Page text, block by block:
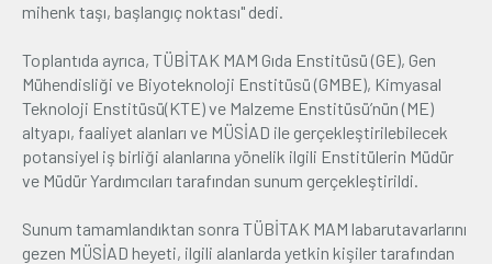
mihenk taşı, başlangıç noktası" dedi.
Toplantıda ayrıca, TÜBİTAK MAM Gıda Enstitüsü (GE), Gen
Mühendisliği ve Biyoteknoloji Enstitüsü (GMBE), Kimyasal
Teknoloji Enstitüsü(KTE) ve Malzeme Enstitüsü’nün (ME)
altyapı, faaliyet alanları ve MÜSİAD ile gerçekleştirilebilecek
potansiyel iş birliği alanlarına yönelik ilgili Enstitülerin Müdür
ve Müdür Yardımcıları tarafından sunum gerçekleştirildi.
Sunum tamamlandıktan sonra TÜBİTAK MAM labarutavarlarını
gezen MÜSİAD heyeti, ilgili alanlarda yetkin kişiler tarafından